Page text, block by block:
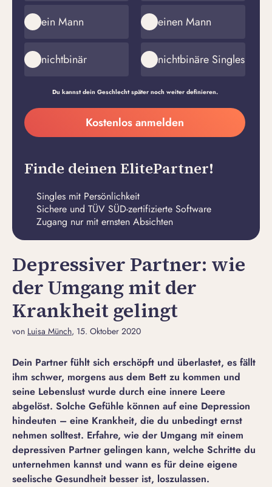
ein Mann
nichtbinär
einen Mann
nichtbinäre Singles
Du kannst dein Geschlecht später noch weiter definieren.
Meine
E-
Adresse
erstellen
Kostenlos anmelden
Finde deinen ElitePartner!
Singles mit Persönlichkeit
Sichere und TÜV SÜD-zertifizierte Software
Zugang nur mit ernsten Absichten
Depressiver Partner: wie
der Umgang mit der
Krankheit gelingt
von Luisa Münch, 15. Oktober 2020
Dein Partner fühlt sich erschöpft und überlastet, es fällt
ihm schwer, morgens aus dem Bett zu kommen und
seine Lebenslust wurde durch eine innere Leere
abgelöst. Solche Gefühle können auf eine Depression
hindeuten – eine Krankheit, die du unbedingt ernst
nehmen solltest. Erfahre, wie der Umgang mit einem
depressiven Partner gelingen kann, welche Schritte du
unternehmen kannst und wann es für deine eigene
seelische Gesundheit besser ist, loszulassen.